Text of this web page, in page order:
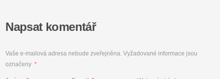
Napsat komentář
Vaše e-mailová adresa nebude zveřejněna. Vyžadované informace jsou
označeny *